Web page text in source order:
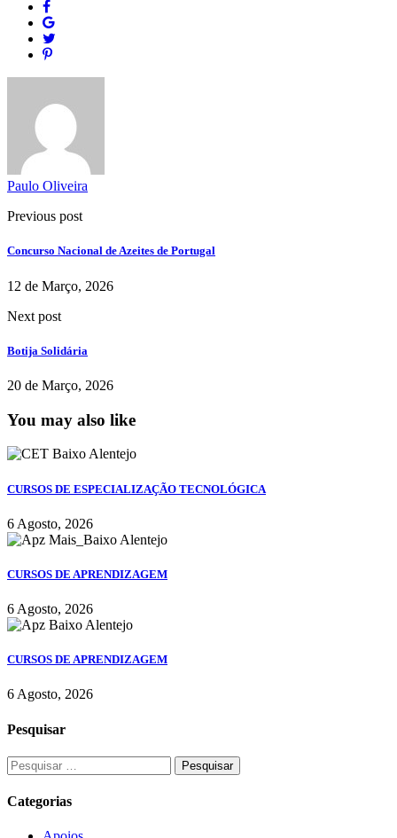
Paulo Oliveira
Previous post
Concurso Nacional de Azeites de Portugal
12 de Março, 2026
Next post
Botija Solidária
20 de Março, 2026
You may also like
CURSOS DE ESPECIALIZAÇÃO TECNOLÓGICA
6 Agosto, 2026
CURSOS DE APRENDIZAGEM
6 Agosto, 2026
CURSOS DE APRENDIZAGEM
6 Agosto, 2026
Pesquisar
Categorias